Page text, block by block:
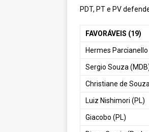
PDT, PT e PV
FAVORÁVEIS (19)
Hermes Parcianello
Sergio Souza
Christiane de
Luiz Nishimori (PL)
Giacobo (PL)